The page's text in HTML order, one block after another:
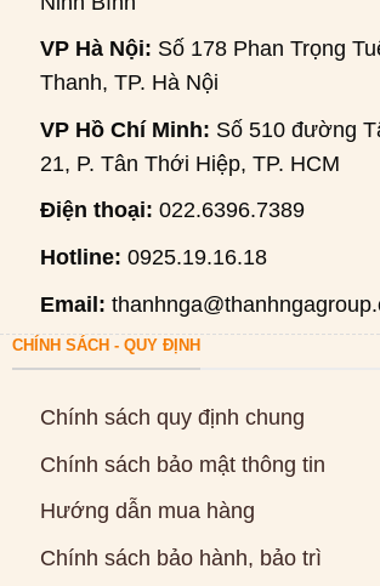
VP Hà Nội: Số 178 Phan Trọng
Thanh, TP. Hà Nội
VP Hồ Chí Minh: Số 510 đường
21, P. Tân Thới Hiệp, TP. HCM
Điện thoại: 022.6396.7389
Hotline: 0925.19.16.18
Email:
CHÍNH SÁCH - QUY ĐỊNH
Chính sách quy định chung
Chính sách bảo mật thông tin
Hướng dẫn mua hàng
Chính sách bảo hành, bảo trì